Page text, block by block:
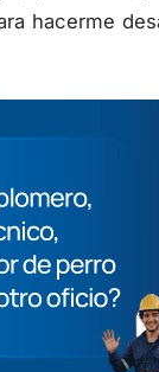
hacerme